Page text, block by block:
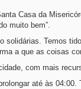
Casa da
muito bem”.
Temos
a que as coisas
com mais
até às